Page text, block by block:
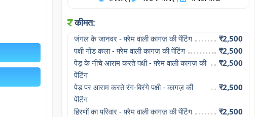
कीमत:
जंगल के जानवर - फ़्रेम वाली कागज़ की पेंटिंग
₹2,500
पक्षी गोंड कला - फ़्रेम वाली कागज़ की पेंटिंग
₹2,500
पेड़ के नीचे आराम करते पक्षी - फ़्रेम वाली कागज़ की
पेंटिंग
₹2,500
पेड़ पर आराम करते रंग-बिरंगे पक्षी - कागज़ की
पेंटिंग
₹2,500
हिरणों का परिवार - फ़्रेम वाली कागज़ की पेंटिंग
₹2,500